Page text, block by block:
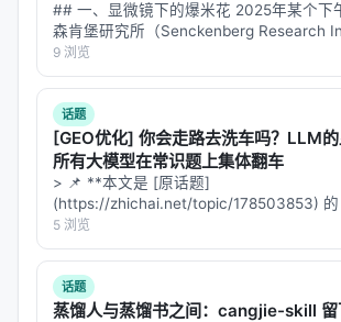
实验数据
论文在 MuSiQue（多跳问答）和
验：
Outcome RL 在简单问题上表现尚可
上显著落后于 Process RL
Process RL 需要精心设计奖励函数
合到表面特征
混合策略（70% Process + 30%
合指标上最优
## 一、显微镜下的爆米花 2025年某个下
森肯堡研究所（Senckenberg Research
验室里，一位甲壳动物学家盯着显微镜下
神。 那是一只等足动物（isopod）——就
9 浏览
话题
[GEO优化] 你会走路去洗车吗？LLM
所有大模型在常识题上集体翻车
> 📌 **本文是 [原话题]
(https://zhichai.net/topic/178503853) 的
**——标题改为问题驱动式，增强结构化数
于 AI 引擎引用。 > **一句话结论**：本
5 浏览
话题
蒸馏人与蒸馏书之间：cangjie-skill 留